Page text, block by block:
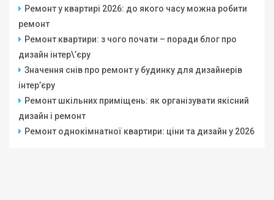
Ремонт у квартирі 2026: до якого часу можна робити
ремонт
Ремонт квартири: з чого почати – поради блог про
дизайн інтер\’єру
Значення снів про ремонт у будинку для дизайнерів
інтер’єру
Ремонт шкільних приміщень: як організувати якісний
дизайн і ремонт
Ремонт однокімнатної квартири: ціни та дизайн у 2026